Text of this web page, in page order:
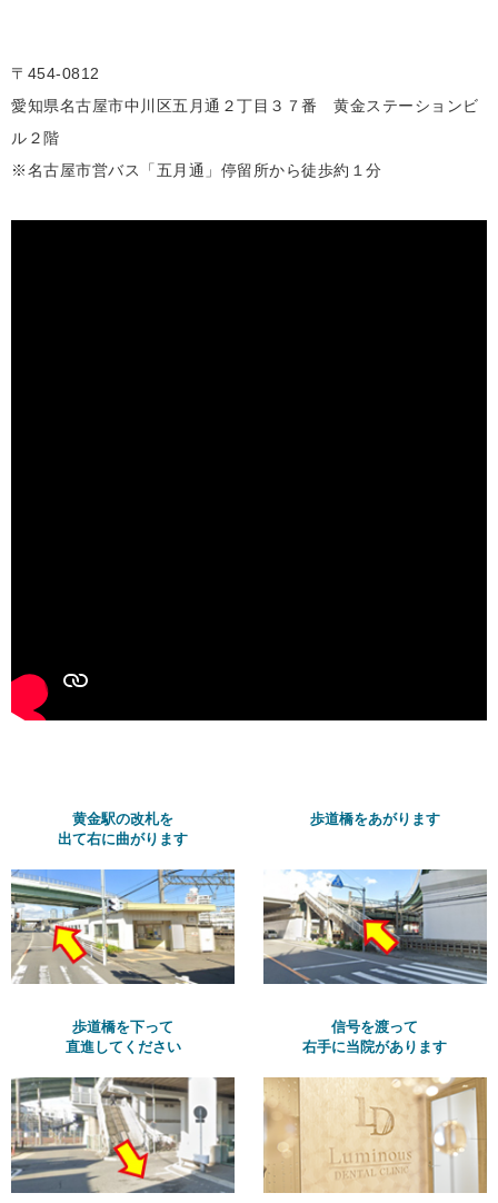
〒454-0812
愛知県名古屋市中川区五月通２丁目３７番 黄金ステーションビ
ル２階
※名古屋市営バス「五月通」停留所から徒歩約１分
黄金駅の改札を
出て右に曲がります
歩道橋をあがります
歩道橋を下って
直進してください
信号を渡って
右手に当院があります